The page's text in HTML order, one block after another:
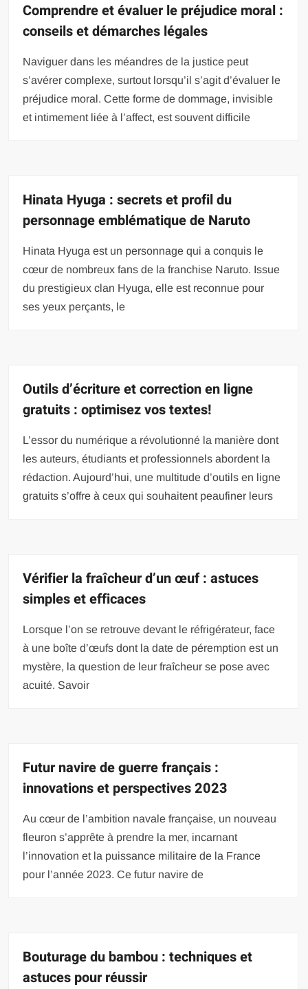
Comprendre et évaluer le préjudice moral :
conseils et démarches légales
Naviguer dans les méandres de la justice peut
s’avérer complexe, surtout lorsqu’il s’agit d’évaluer le
préjudice moral. Cette forme de dommage, invisible
et intimement liée à l’affect, est souvent difficile
Hinata Hyuga : secrets et profil du
personnage emblématique de Naruto
Hinata Hyuga est un personnage qui a conquis le
cœur de nombreux fans de la franchise Naruto. Issue
du prestigieux clan Hyuga, elle est reconnue pour
ses yeux perçants, le
Outils d’écriture et correction en ligne
gratuits : optimisez vos textes!
L’essor du numérique a révolutionné la manière dont
les auteurs, étudiants et professionnels abordent la
rédaction. Aujourd’hui, une multitude d’outils en ligne
gratuits s’offre à ceux qui souhaitent peaufiner leurs
Vérifier la fraîcheur d’un œuf : astuces
simples et efficaces
Lorsque l’on se retrouve devant le réfrigérateur, face
à une boîte d’œufs dont la date de péremption est un
mystère, la question de leur fraîcheur se pose avec
acuité. Savoir
Futur navire de guerre français :
innovations et perspectives 2023
Au cœur de l’ambition navale française, un nouveau
fleuron s’apprête à prendre la mer, incarnant
l’innovation et la puissance militaire de la France
pour l’année 2023. Ce futur navire de
Bouturage du bambou : techniques et
astuces pour réussir